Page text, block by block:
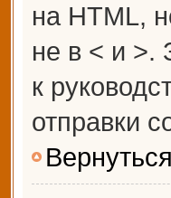
на HTML,
не в < и >.
к
отправки